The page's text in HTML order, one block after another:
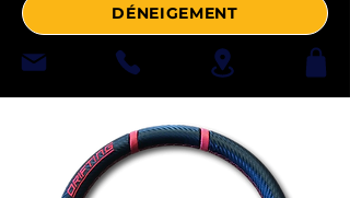
DÉNEIGEMENT